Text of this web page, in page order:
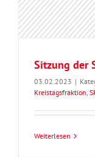
Sitzung der
03.02.2023 |
Kreistagsfraktion,
Weiterlesen